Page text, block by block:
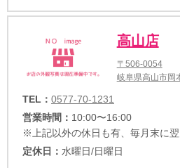
高山店
〒506-0054
岐阜県高山市岡
TEL： 0577-70-1231
営業時間： 10:00〜16:00
※上記以外の休日も有、毎月末に
定休日： 水曜日/日曜日